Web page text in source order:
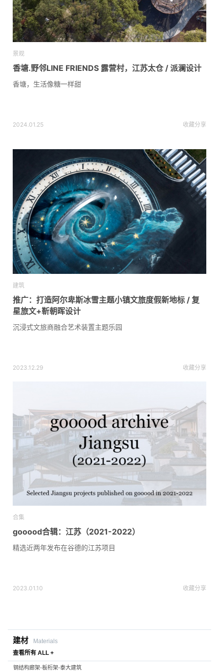
景观
香塘.野邻LINE FRIENDS 露营村，江苏太仓 / 派澜设计
香塘，生活像糖一样甜
2024.01.25 收藏分享
建筑
推广：打造阿尔卑斯冰雪主题小镇文旅度假新地标 / 复
星旅文+靳朝晖设计
沉浸式文旅商融合艺术装置主题乐园
2023.12.29 收藏分享
合集
gooood合辑：江苏（2021-2022）
精选近两年发布在谷德的江苏项目
2023.01.10 收藏分享
建材
Materials
查看所有 ALL +
钢结构廊架-板桁架-泰大建筑